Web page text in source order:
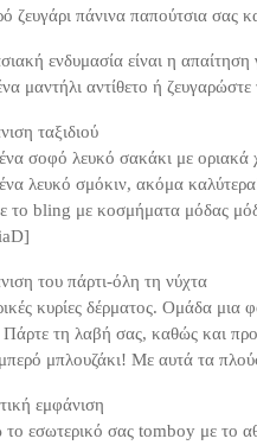
ζευγάρι πάνινα παπούτσια
ενδυμασία είναι η
μαντήλι αντίθετο ή
ταξιδιού
σοφό λευκό σακάκι με
ένα λευκό σμόκιν, ακόμα
το bling με κοσμήματα μόδας
του πάρτι-όλη τη νύχτα
κυρίες δέρματος. Ομάδα
Πάρτε τη λαβή σας, καθώς και
μπλουζάκι! Με αυτά τα
εμφάνιση
το εσωτερικό σας tomboy με το